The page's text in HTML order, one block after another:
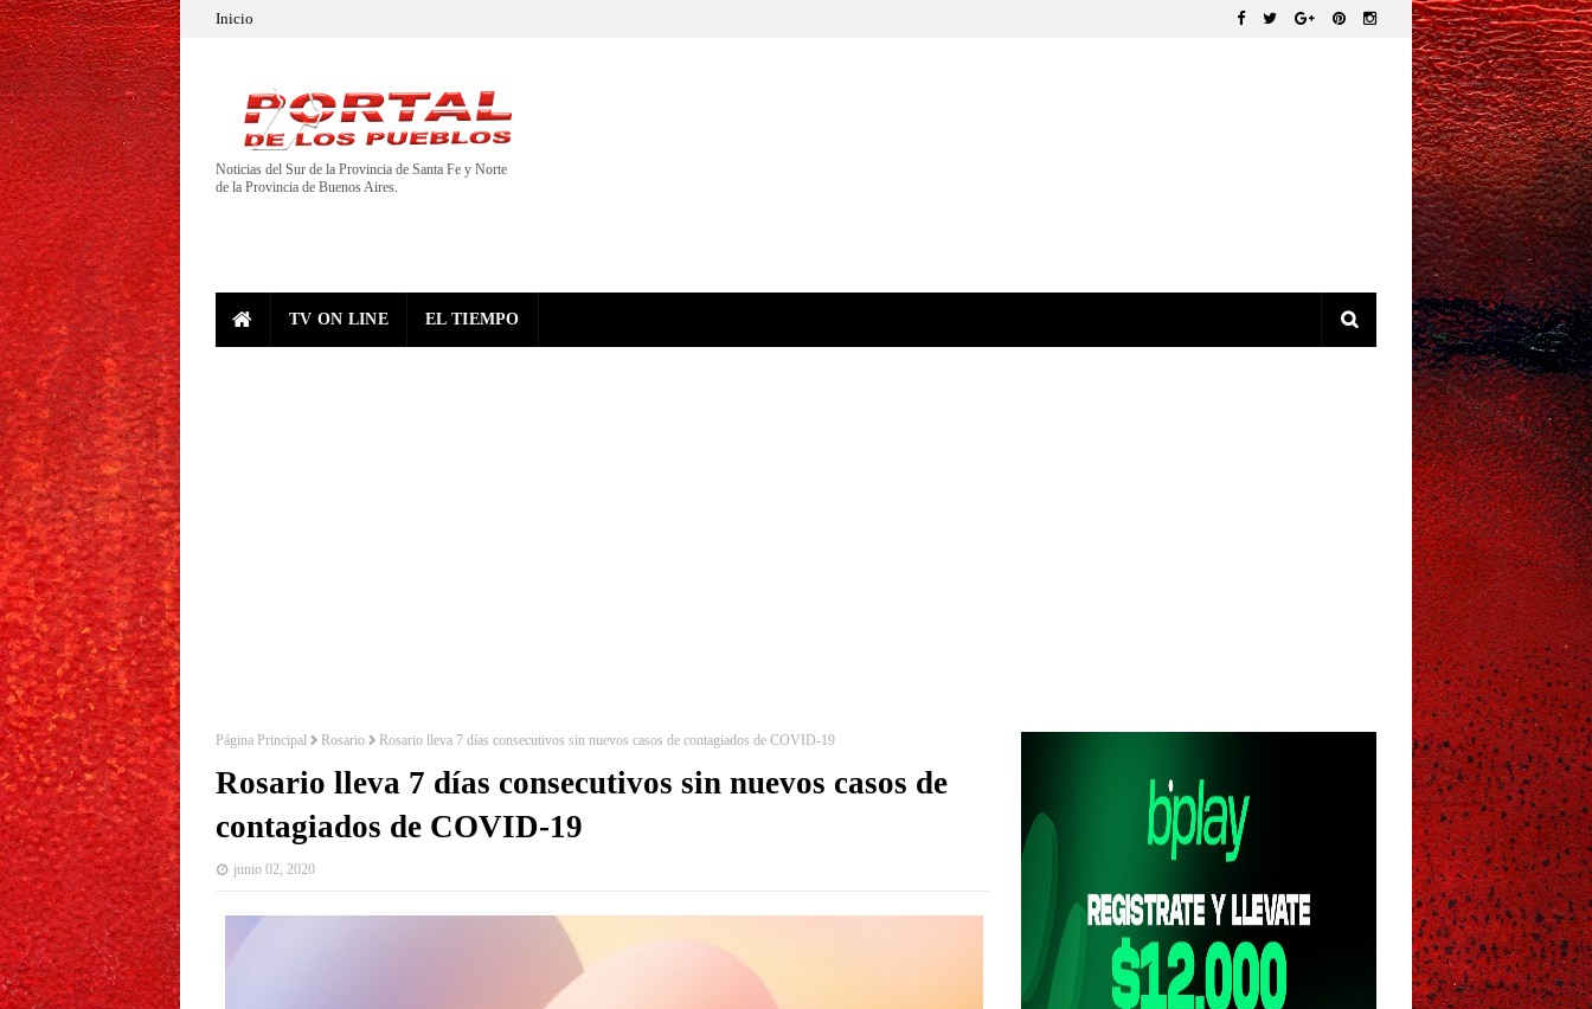
Inicio
Noticias del Sur de la Provincia de Santa Fe y Norte
de la Provincia de Buenos Aires.
TV ON LINE EL TIEMPO
Página Principal Rosario Rosario lleva 7 días consecutivos sin nuevos casos de contagiados de COVID-19
Rosario lleva 7 días consecutivos sin nuevos casos de
contagiados de COVID-19
junio 02, 2020